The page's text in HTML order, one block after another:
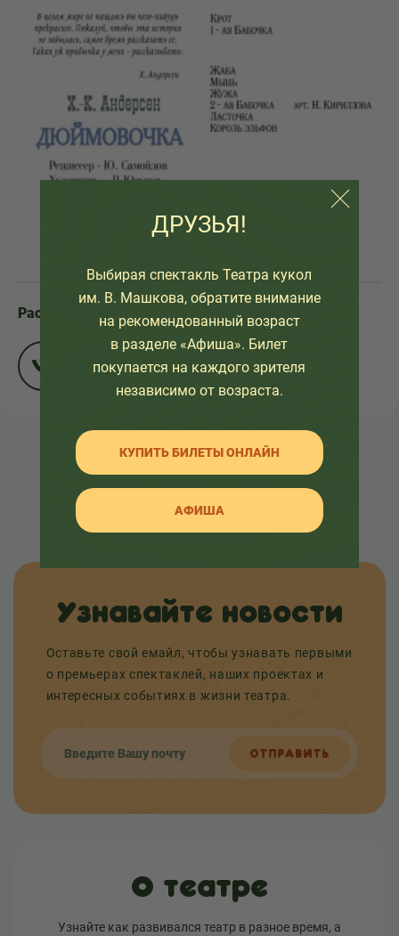
Расскажите друзьям:
Узнавайте новости
Оставьте свой емайл, чтобы узнавать первыми
о премьерах спектаклей, наших проектах и
интересных событиях в жизни театра.
ОТПРАВИТЬ
О театре
Узнайте как развивался театр в разное время, а
ДРУЗЬЯ!
Выбирая спектакль Театра кукол
им. В. Машкова, обратите внимание
на рекомендованный возраст
в разделе «Афиша». Билет
покупается на каждого зрителя
независимо от возраста.
КУПИТЬ БИЛЕТЫ ОНЛАЙН
АФИША